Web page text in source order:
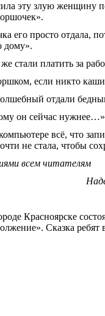
эту злую женщину
его просто отдала,
дому».
стали платить за
если никто
отдали
он сейчас нужнее…»
всё, что
не стала, чтобы
всем читателям
Красноярске
Сказка ребят